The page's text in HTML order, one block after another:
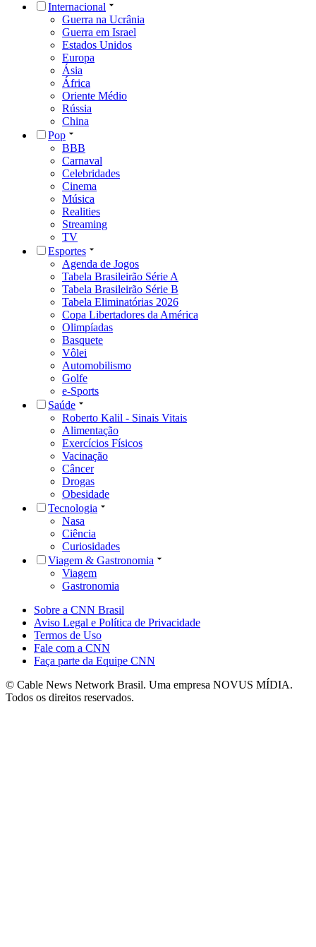
Internacional
Guerra na Ucrânia
Guerra em Israel
Estados Unidos
Europa
Ásia
África
Oriente Médio
Rússia
China
Pop
BBB
Carnaval
Celebridades
Cinema
Música
Realities
Streaming
TV
Esportes
Agenda de Jogos
Tabela Brasileirão Série A
Tabela Brasileirão Série B
Tabela Eliminatórias 2026
Copa Libertadores da América
Olimpíadas
Basquete
Vôlei
Automobilismo
Golfe
e-Sports
Saúde
Roberto Kalil - Sinais Vitais
Alimentação
Exercícios Físicos
Vacinação
Câncer
Drogas
Obesidade
Tecnologia
Nasa
Ciência
Curiosidades
Viagem & Gastronomia
Viagem
Gastronomia
Sobre a CNN Brasil
Aviso Legal e Política de Privacidade
Termos de Uso
Fale com a CNN
Faça parte da Equipe CNN
© Cable News Network Brasil. Uma empresa NOVUS MÍDIA.
Todos os direitos reservados.